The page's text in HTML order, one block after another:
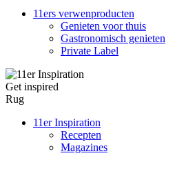
11ers verwenproducten
Genieten voor thuis
Gastronomisch genieten
Private Label
Get inspired
Rug
11er Inspiration
Recepten
Magazines